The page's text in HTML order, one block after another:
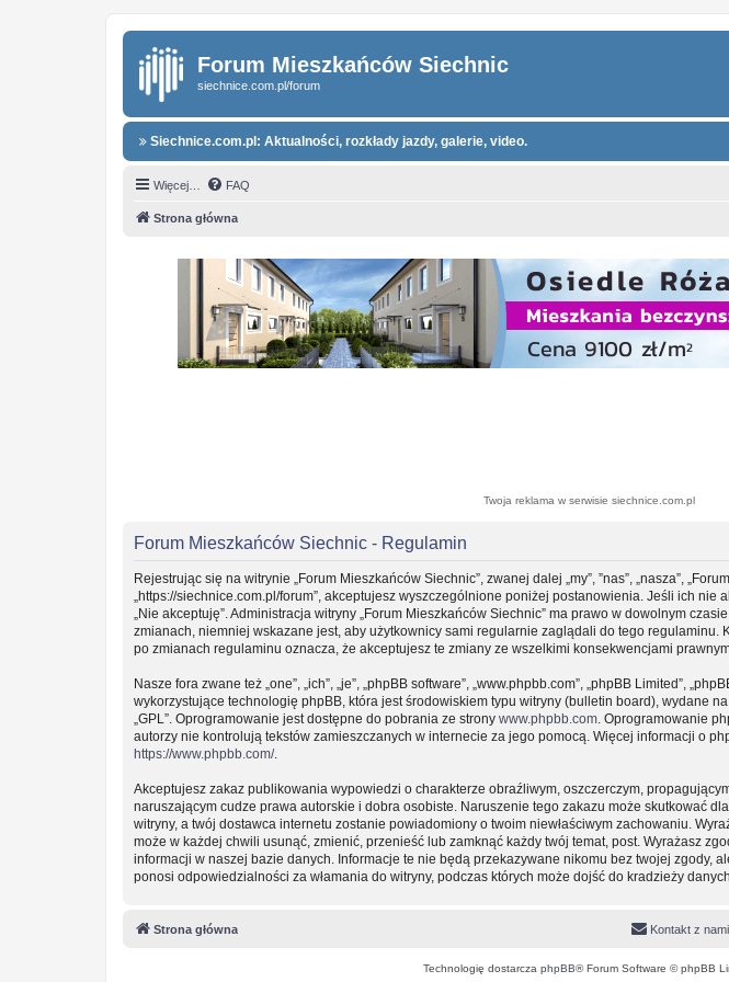
Forum Mieszkańców Siechnic
siechnice.com.pl/forum
Siechnice.com.pl: Aktualności, rozkłady jazdy, galerie, video.
Więcej… FAQ
Strona główna
Twoja reklama w serwisie siechnice.com.pl
Forum Mieszkańców Siechnic - Regulamin
Rejestrując się na witrynie „Forum Mieszkańców Siechnic”, zwanej dalej „my”, ”nas”, „nasza”,
„https://siechnice.com.pl/forum”, akceptujesz wyszczególnione poniżej postanowienia. Jeśli ich nie
„Nie akceptuję”. Administracja witryny „Forum Mieszkańców Siechnic” ma prawo w dowolnym
zmianach, niemniej wskazane jest, aby użytkownicy sami regularnie zaglądali do tego regulaminu.
po zmianach regulaminu oznacza, że akceptujesz te zmiany ze wszelkimi konsekwencjami
Nasze fora zwane też „one”, „ich”, „je”, „phpBB software”, „www.phpbb.com”, „phpBB Limited”,
wykorzystujące technologię phpBB, która jest środowiskiem typu witryny (bulletin board), wydane na
„GPL”. Oprogramowanie jest dostępne do pobrania ze strony www.phpbb.com . Oprogramowanie
autorzy nie kontrolują tekstów zamieszczanych w internecie za jego pomocą. Więcej informacji o
https://www.phpbb.com/.
Akceptujesz zakaz publikowania wypowiedzi o charakterze obraźliwym, oszczerczym,
naruszającym cudze prawa autorskie i dobra osobiste. Naruszenie tego zakazu może skutkować
witryny, a twój dostawca internetu zostanie powiadomiony o twoim niewłaściwym zachowaniu.
może w każdej chwili usunąć, zmienić, przenieść lub zamknąć każdy twój temat, post. Wyrażasz
informacji w naszej bazie danych. Informacje te nie będą przekazywane nikomu bez twojej zgody,
ponosi odpowiedzialności za włamania do witryny, podczas których może dojść do kradzieży danych.
Strona główna Kontakt z nami
Technologię dostarcza phpBB® Forum Software © phpBB